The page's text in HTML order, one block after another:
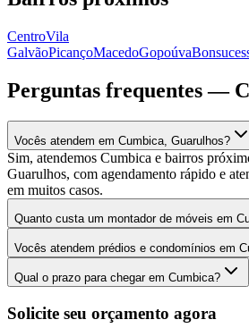
CentroVila
GalvãoPicançoMacedoGopoúva
Perguntas frequentes —
Vocês atendem em Cumbica, Guarulhos?
Sim, atendemos Cumbica e bairros
Guarulhos, com agendamento rápido e
em muitos casos.
Quanto custa um montador de móveis em
Vocês atendem prédios e condomínios em
Qual o prazo para chegar em Cumbica?
Solicite seu orçamento agora